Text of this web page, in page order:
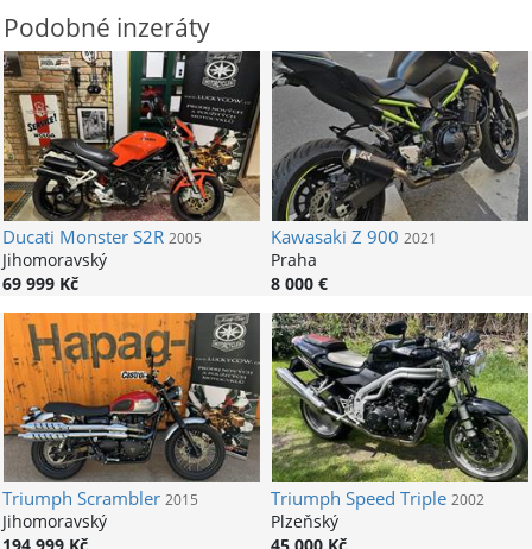
Podobné inzeráty
Ducati Monster S2R 2005
Jihomoravský
69 999 Kč
Kawasaki Z 900 2021
Praha
8 000 €
Triumph Scrambler 2015
Jihomoravský
Triumph Speed Triple 2002
Plzeňský